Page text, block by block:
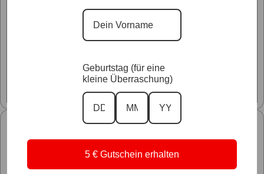
Unsere Kollektionen
Geburtstag (für eine
kleine Überraschung)
5 € Gutschein erhalten